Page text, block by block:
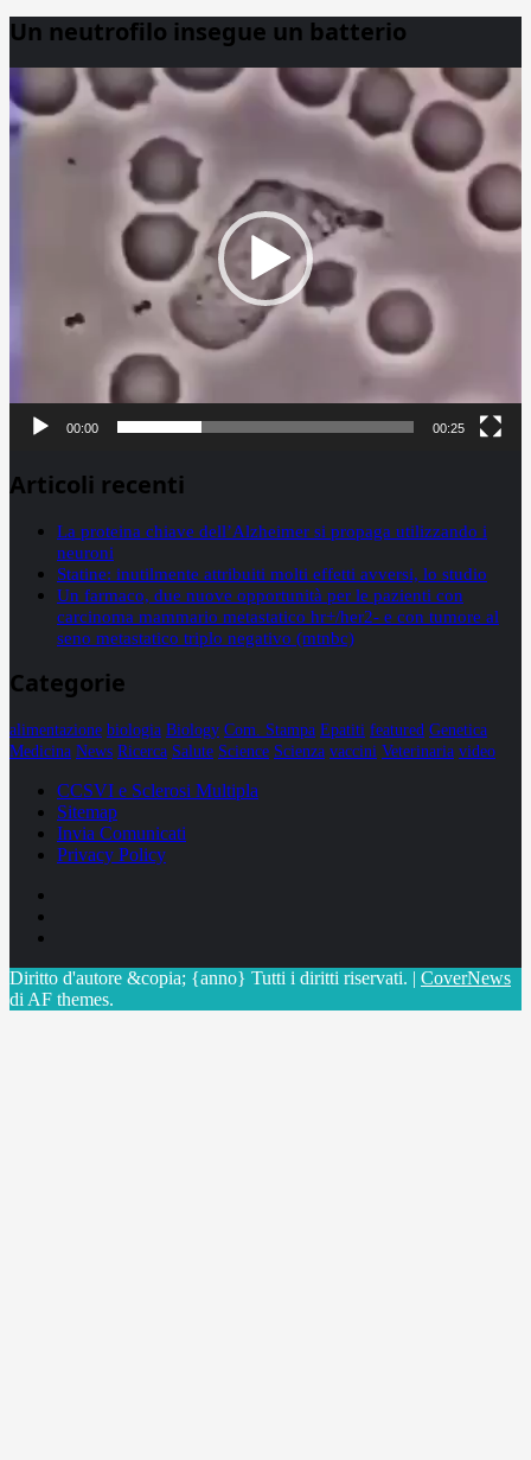
Un neutrofilo insegue un batterio
Player
00:00 00:25
Articoli recenti
La proteina chiave dell’Alzheimer si propaga utilizzando i
neuroni
Statine: inutilmente attribuiti molti effetti avversi, lo studio
Un farmaco, due nuove opportunità per le pazienti con
carcinoma mammario metastatico hr+/her2- e con tumore al
seno metastatico triplo negativo (mtnbc)
Categorie
alimentazione biologia Biology Com. Stampa Epatiti featured Genetica
Medicina News Ricerca Salute Science Scienza vaccini Veterinaria video
CCSVI e Sclerosi Multipla
Sitemap
Invia Comunicati
Privacy Policy
Diritto d'autore &copia; {anno} Tutti i diritti riservati. | CoverNews
di AF themes.